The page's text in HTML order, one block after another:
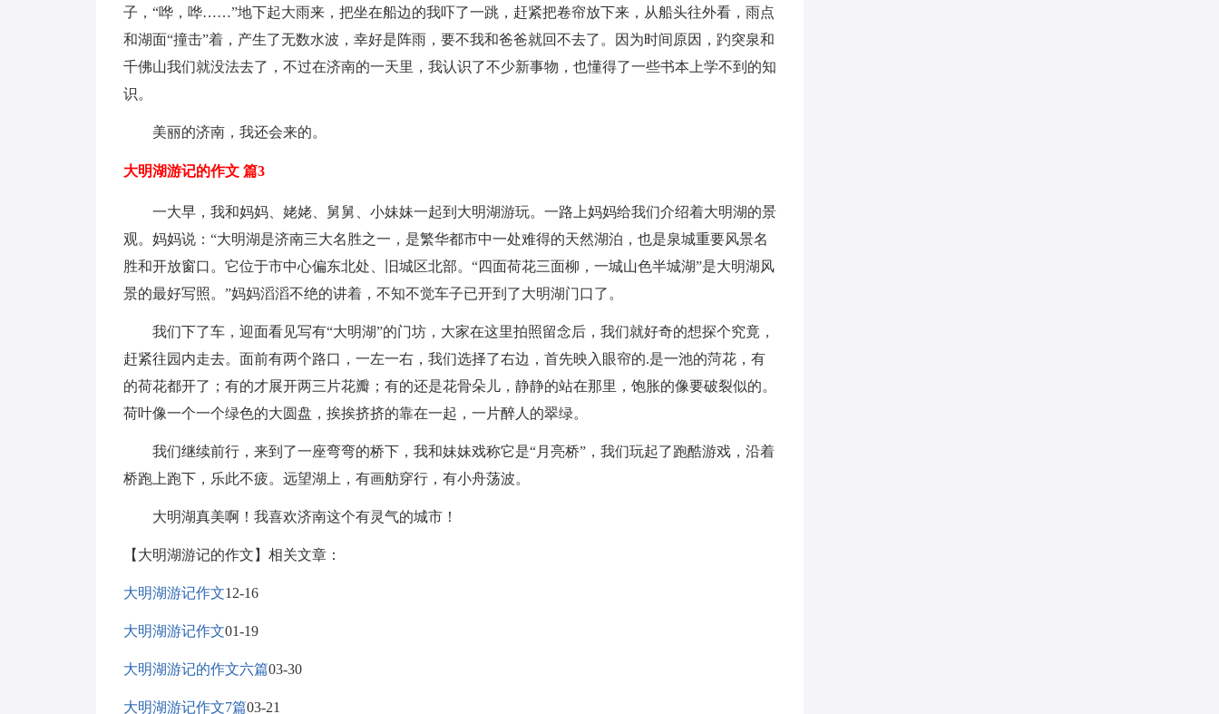
子，“哗，哗……”地下起大雨来，把坐在船边的我吓了一跳，赶紧把卷帘放下来，从船头往外看，雨点
和湖面“撞击”着，产生了无数水波，幸好是阵雨，要不我和爸爸就回不去了。因为时间原因，趵突泉和
千佛山我们就没法去了，不过在济南的一天里，我认识了不少新事物，也懂得了一些书本上学不到的知
识。
美丽的济南，我还会来的。
大明湖游记的作文 篇3
一大早，我和妈妈、姥姥、舅舅、小妹妹一起到大明湖游玩。一路上妈妈给我们介绍着大明湖的景
观。妈妈说：“大明湖是济南三大名胜之一，是繁华都市中一处难得的天然湖泊，也是泉城重要风景名
胜和开放窗口。它位于市中心偏东北处、旧城区北部。“四面荷花三面柳，一城山色半城湖”是大明湖风
景的最好写照。”妈妈滔滔不绝的讲着，不知不觉车子已开到了大明湖门口了。
我们下了车，迎面看见写有“大明湖”的门坊，大家在这里拍照留念后，我们就好奇的想探个究竟，
赶紧往园内走去。面前有两个路口，一左一右，我们选择了右边，首先映入眼帘的.是一池的菏花，有
的荷花都开了；有的才展开两三片花瓣；有的还是花骨朵儿，静静的站在那里，饱胀的像要破裂似的。
荷叶像一个一个绿色的大圆盘，挨挨挤挤的靠在一起，一片醉人的翠绿。
我们继续前行，来到了一座弯弯的桥下，我和妹妹戏称它是“月亮桥”，我们玩起了跑酷游戏，沿着
桥跑上跑下，乐此不疲。远望湖上，有画舫穿行，有小舟荡波。
大明湖真美啊！我喜欢济南这个有灵气的城市！
【大明湖游记的作文】相关文章：
大明湖游记作文12-16
大明湖游记作文01-19
大明湖游记的作文六篇03-30
大明湖游记作文7篇03-21